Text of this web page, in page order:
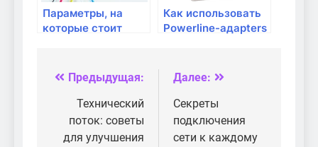
Параметры, на
которые стоит
роутера
Как использовать
Powerline-адapters
Навигация
записям
Предыдущая:
Технический
поток: советы
для улучшения
Далее:
Секреты
подключения
сети к каждому